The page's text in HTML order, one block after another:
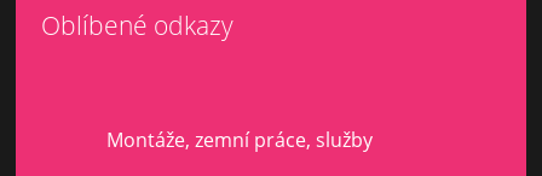
Oblíbené odkazy
Montáže, zemní práce, služby